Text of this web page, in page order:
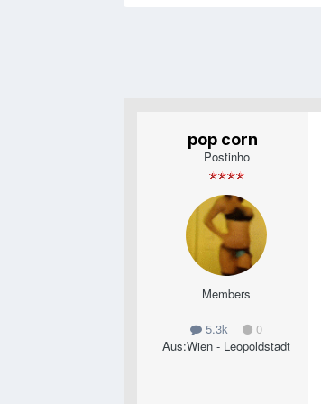
pop corn
Postinho
Members
5.3k
0
Aus:Wien - Leopoldstadt